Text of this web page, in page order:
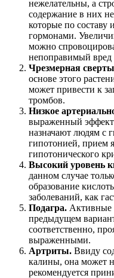
нежелательны, а
содержание в них
которые по
гормонами.
можно
непоправимый вред
Чрезмерная
основе этого
может привести к
тромбов.
Низкое
выраженный эффект
назначают людям с
гипотонией, прием
гипотонического
Высокий уровень
данном случае
образование
заболеваний, как
Подагра. Активные
предыдущем
соответственно,
выраженными.
Артриты. Ввиду
калины, она может
рекомендуется